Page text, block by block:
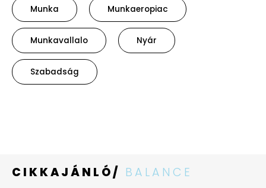
Munka Munkaeropiac
Munkavallalo Nyár
Szabadság
CIKKAJÁNLÓ/ BALANCE